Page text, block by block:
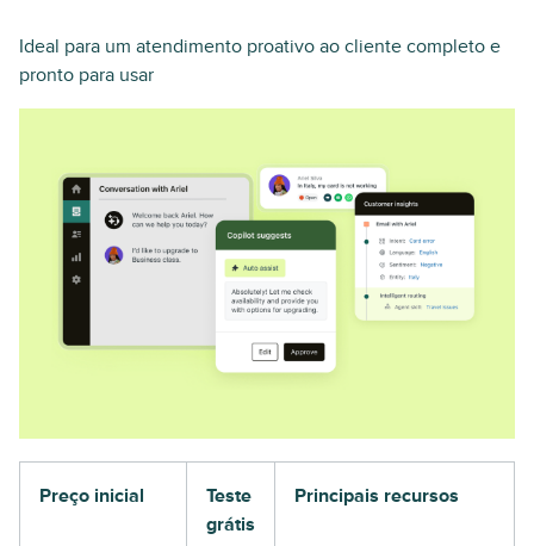
Ideal para um atendimento proativo ao cliente completo e
pronto para usar
Preço inicial
Teste
grátis
Principais recursos